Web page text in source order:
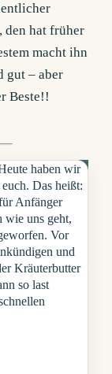
den hat früher
macht ihn
gut – aber
Beste!!